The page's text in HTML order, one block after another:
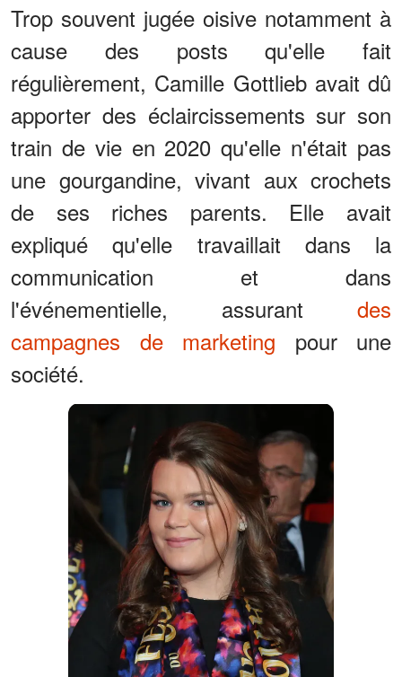
Trop souvent jugée oisive notamment à
cause des posts qu'elle fait
régulièrement, Camille Gottlieb avait dû
apporter des éclaircissements sur son
train de vie en 2020 qu'elle n'était pas
une gourgandine, vivant aux crochets
de ses riches parents. Elle avait
expliqué qu'elle travaillait dans la
communication et dans
l'événementielle, assurant des
campagnes de marketing pour une
société.